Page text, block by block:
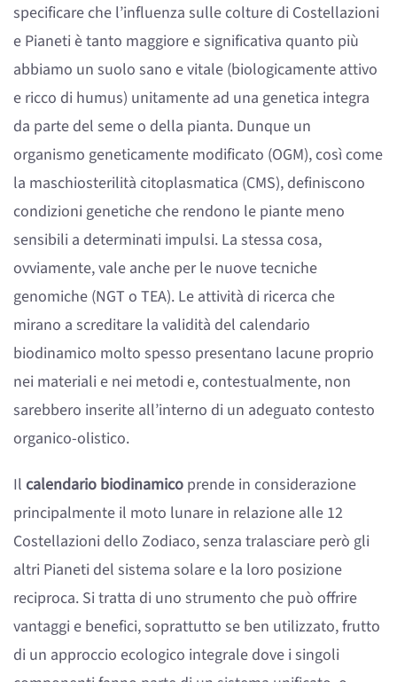
specificare che l’influenza sulle colture di Costellazioni
e Pianeti è tanto maggiore e significativa quanto più
abbiamo un suolo sano e vitale (biologicamente attivo
e ricco di humus) unitamente ad una genetica integra
da parte del seme o della pianta. Dunque un
organismo geneticamente modificato (OGM), così come
la maschiosterilità citoplasmatica (CMS), definiscono
condizioni genetiche che rendono le piante meno
sensibili a determinati impulsi. La stessa cosa,
ovviamente, vale anche per le nuove tecniche
genomiche (NGT o TEA). Le attività di ricerca che
mirano a screditare la validità del calendario
biodinamico molto spesso presentano lacune proprio
nei materiali e nei metodi e, contestualmente, non
sarebbero inserite all’interno di un adeguato contesto
organico-olistico.
Il calendario biodinamico prende in considerazione
principalmente il moto lunare in relazione alle 12
Costellazioni dello Zodiaco, senza tralasciare però gli
altri Pianeti del sistema solare e la loro posizione
reciproca. Si tratta di uno strumento che può offrire
vantaggi e benefici, soprattutto se ben utilizzato, frutto
di un approccio ecologico integrale dove i singoli